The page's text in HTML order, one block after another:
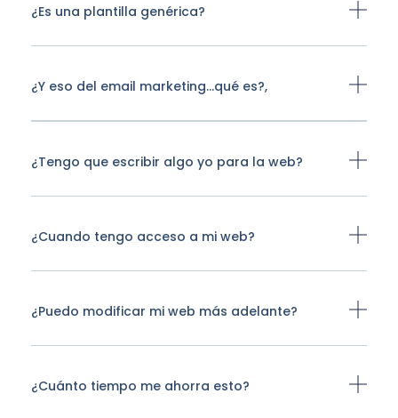
¿Es una plantilla genérica?
¿Y eso del email marketing…qué es?,
¿Tengo que escribir algo yo para la web?
¿Cuando tengo acceso a mi web?
¿Puedo modificar mi web más adelante?
¿Cuánto tiempo me ahorra esto?